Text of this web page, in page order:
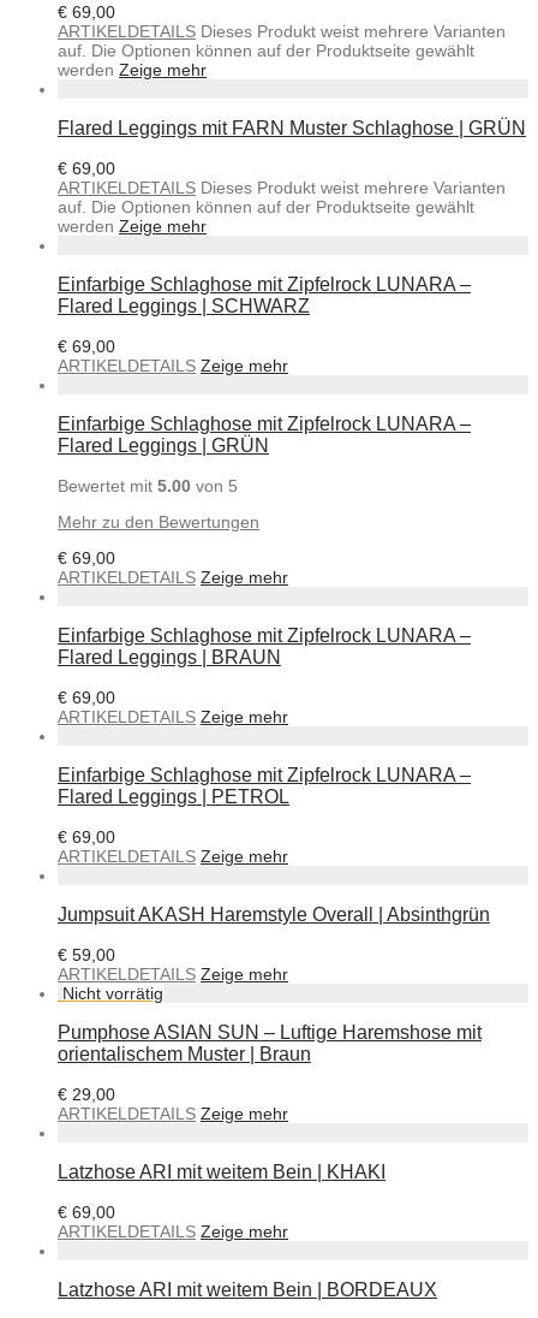
€ 69,00
ARTIKELDETAILS Dieses Produkt weist mehrere Varianten
auf. Die Optionen können auf der Produktseite gewählt
werden Zeige mehr
Flared Leggings mit FARN Muster Schlaghose | GRÜN
€ 69,00
ARTIKELDETAILS Dieses Produkt weist mehrere Varianten
auf. Die Optionen können auf der Produktseite gewählt
werden Zeige mehr
Einfarbige Schlaghose mit Zipfelrock LUNARA –
Flared Leggings | SCHWARZ
€ 69,00
ARTIKELDETAILS Zeige mehr
Einfarbige Schlaghose mit Zipfelrock LUNARA –
Flared Leggings | GRÜN
Bewertet mit 5.00 von 5
Mehr zu den Bewertungen
€ 69,00
ARTIKELDETAILS Zeige mehr
Einfarbige Schlaghose mit Zipfelrock LUNARA –
Flared Leggings | BRAUN
€ 69,00
ARTIKELDETAILS Zeige mehr
Einfarbige Schlaghose mit Zipfelrock LUNARA –
Flared Leggings | PETROL
€ 69,00
ARTIKELDETAILS Zeige mehr
Jumpsuit AKASH Haremstyle Overall | Absinthgrün
€ 59,00
ARTIKELDETAILS Zeige mehr
Pumphose ASIAN SUN – Luftige Haremshose mit
orientalischem Muster | Braun
€ 29,00
ARTIKELDETAILS Zeige mehr
Latzhose ARI mit weitem Bein | KHAKI
€ 69,00
ARTIKELDETAILS Zeige mehr
Latzhose ARI mit weitem Bein | BORDEAUX